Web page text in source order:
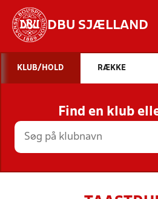
DBU SJÆLLAND
STILLINGER,
HOLD
KLUB/HOLD RÆKKE
Find en klub